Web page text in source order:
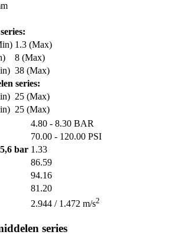
1.3 (Max)
8 (Max)
38 (Max)
series:
25 (Max)
25 (Max)
4.80 - 8.30 BAR
70.00 - 120.00 PSI
bar 1.33
86.59
94.16
81.20
2.944 / 1.472 m/s2
series